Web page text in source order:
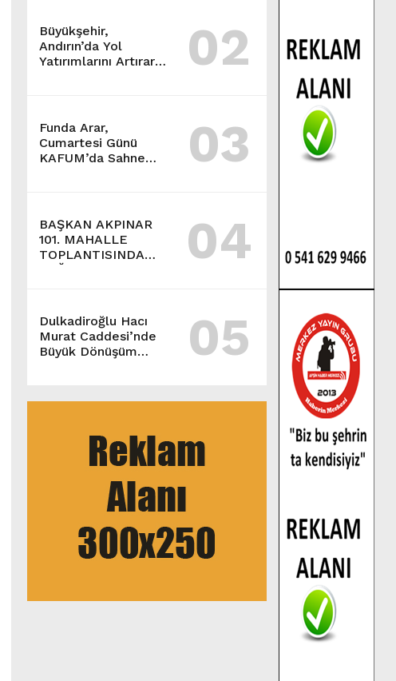
Büyükşehir,
Andırın’da Yol
Yatırımlarını Artırarak
02
Funda Arar,
Cumartesi Günü
KAFUM’da Sahne
03
BAŞKAN AKPINAR
101. MAHALLE
TOPLANTISINDA
BAĞLARBAŞI
BULUŞTU.
04
Dulkadiroğlu Hacı
Murat Caddesi’nde
Büyük Dönüşüm
05